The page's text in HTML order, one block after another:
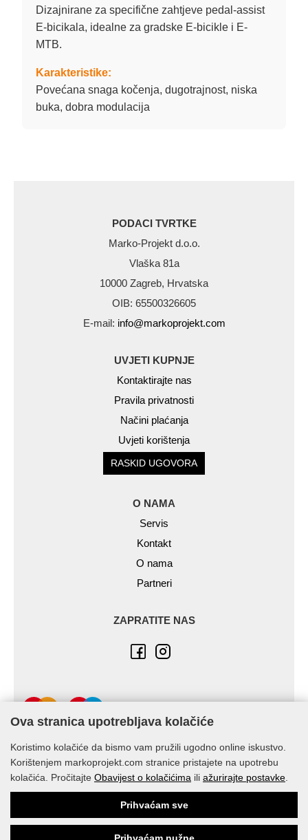
Dizajnirane za specifične zahtjeve pedal-assist
E-bicikala, idealne za gradske E-bicikle i E-
MTB.
Karakteristike:
Povećana snaga kočenja, dugotrajnost, niska
buka, dobra modulacija
PODACI TVRTKE
Marko-Projekt d.o.o.
Vlaška 81a
10000 Zagreb, Hrvatska
OIB: 65500326605
E-mail: info@markoprojekt.com
UVJETI KUPNJE
Kontaktirajte nas
Pravila privatnosti
Načini plaćanja
Uvjeti korištenja
RASKID UGOVORA
O NAMA
Servis
Kontakt
O nama
Partneri
ZAPRATITE NAS
© Marko-Projekt 2026
Ova stranica upotrebljava kolačiće
Koristimo kolačiće da bismo vam pružili ugodno online iskustvo.
Korištenjem markoprojekt.com stranice pristajete na upotrebu
kolačića. Pročitajte Obavijest o kolačićima ili ažurirajte postavke
Prihvaćam sve